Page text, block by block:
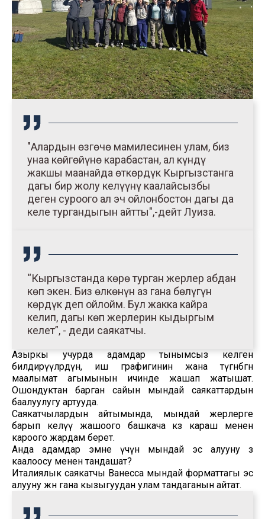
"Алардын өзгөчө мамилесинен улам, биз
унаа көйгөйүнө карабастан, ал күндү
жакшы маанайда өткөрдүк Кыргызстанга
дагы бир жолу келүүнү каалайсызбы
деген суроого ал эч ойлонбостон дагы да
келе тургандыгын айтты",-дейт Луиза.
“Кыргызстанда көрө турган жерлер абдан
көп экен. Биз өлкөнүн аз гана бөлүгүн
көрдүк деп ойлойм. Бул жакка кайра
келип, дагы көп жерлерин кыдыргым
келет”, - деди саякатчы.
Азыркы учурда адамдар тынымсыз келген
билдирүүлөрдүн, иш графигинин жана түгөнбөгөн
маалымат агымынын ичинде жашап жатышат.
Ошондуктан барган сайын мындай саякаттардын
баалуулугу артууда.
Саякатчылардын айтымында, мындай жерлерге
барып келүү жашоого башкача көз караш менен
кароого жардам берет.
Анда адамдар эмне үчүн мындай эс алууну өз
каалоосу менен тандашат?
Италиялык саякатчы Ванесса мындай форматтагы эс
алууну жөн гана кызыгуудан улам тандаганын айтат.